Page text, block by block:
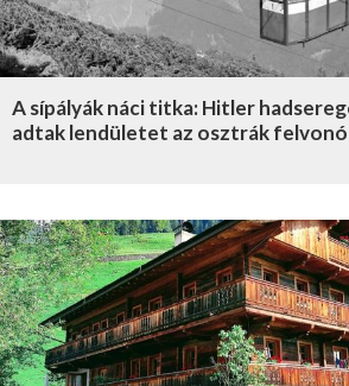
A sípályák náci titka: Hitler
adtak lendületet az osztrák